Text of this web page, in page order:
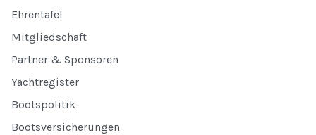
Ehrentafel
Mitgliedschaft
Partner & Sponsoren
Yachtregister
Bootspolitik
Bootsversicherungen